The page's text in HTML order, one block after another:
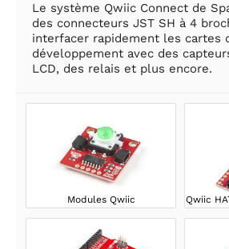
Le système Qwiic Connect de
des connecteurs JST SH à 4
interfacer rapidement les cartes
développement avec des
LCD, des relais et plus encore.
Modules Qwiic